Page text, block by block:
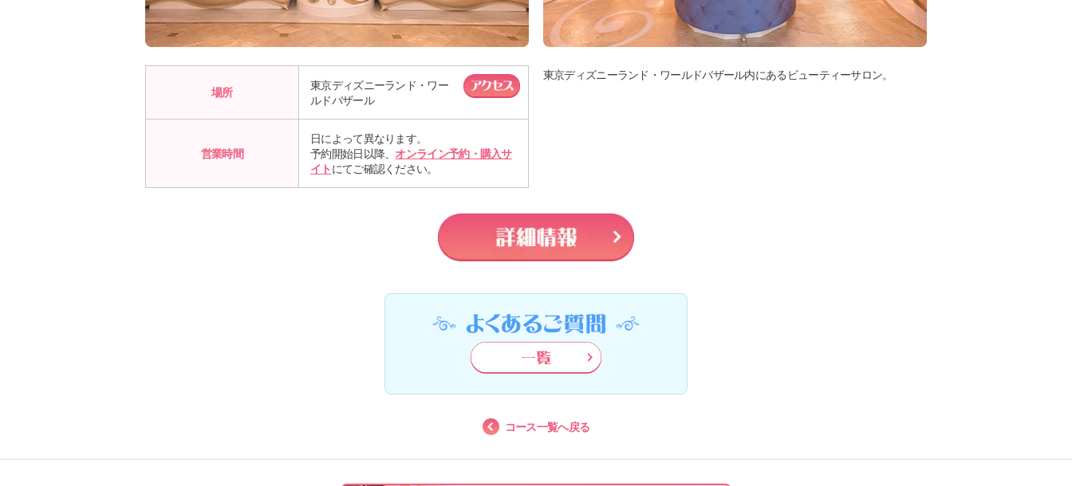
場所
東京ディズニーランド・ワー
ルドバザール
営業時間
日によって異なります。
予約開始日以降、 オンライン予約・購入サ
イト にてご確認ください。
東京ディズニーランド・ワールドバザール内にあるビューティーサロン。
コース一覧へ戻る